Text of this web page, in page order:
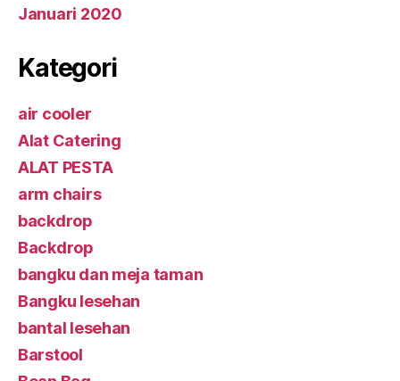
Januari 2020
Kategori
air cooler
Alat Catering
ALAT PESTA
arm chairs
backdrop
Backdrop
bangku dan meja taman
Bangku lesehan
bantal lesehan
Barstool